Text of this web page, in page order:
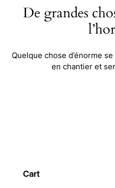
De grandes
Quelque chose d’énorme
en chantier et
Cart